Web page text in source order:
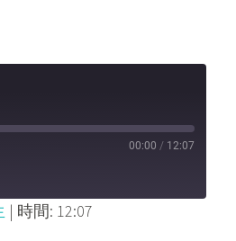
00:00 / 12:07
| 時間: 12:07